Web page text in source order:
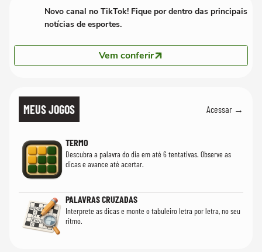
Novo canal no TikTok! Fique por dentro das principais
notícias de esportes.
Vem conferir
MEUS JOGOS Acessar →
TERMO
Descubra a palavra do dia em até 6 tentativas. Observe as
dicas e avance até acertar.
PALAVRAS CRUZADAS
Interprete as dicas e monte o tabuleiro letra por letra, no seu
ritmo.